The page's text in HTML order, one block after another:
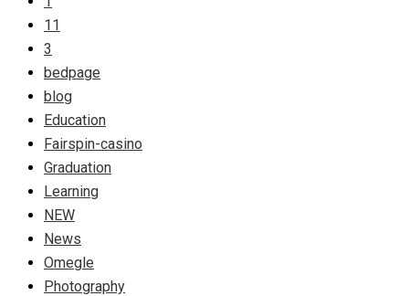
11
3
bedpage
blog
Education
Fairspin-casino
Graduation
Learning
NEW
News
Omegle
Photography